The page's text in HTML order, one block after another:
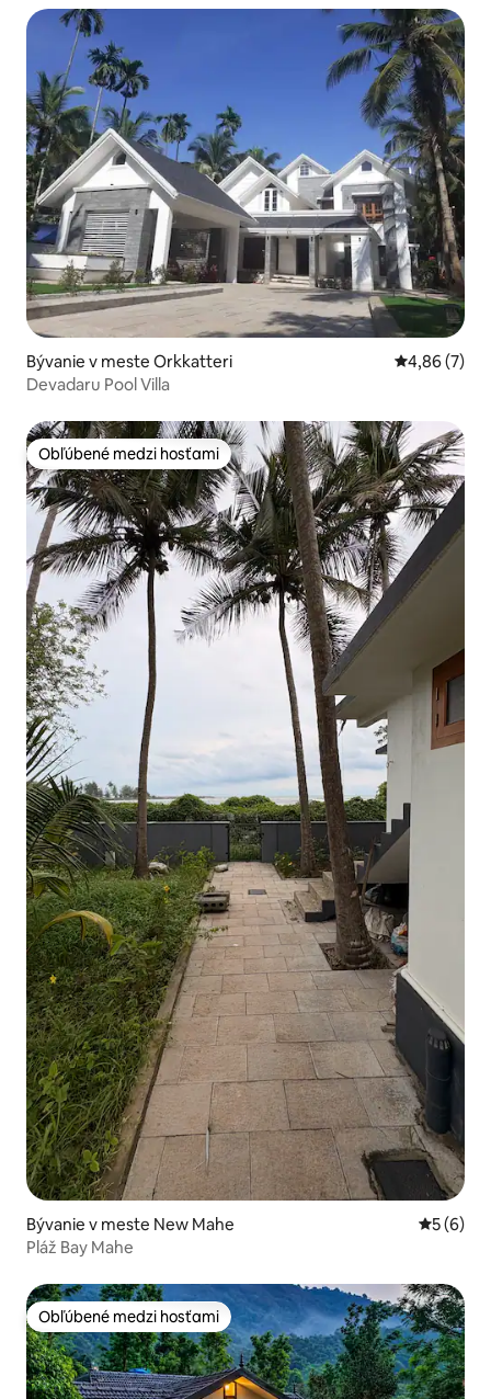
Bývanie v meste Orkkatteri Priemerné
4,86 (7)
Devadaru Pool Villa
Obľúbené medzi hosťami
Obľúbené medzi hosťami
Bývanie v meste New Mahe
5 (6)
Pláž Bay Mahe
Obľúbené medzi hosťami
Obľúbené medzi hosťami